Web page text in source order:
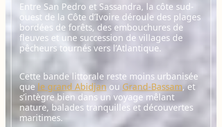
Entre San Pedro et Sassandra, la côte sud-
ouest de la Côte d’Ivoire déroule des plages
bordées de forêts, des embouchures de
fleuves et une succession de villages de
pêcheurs tournés vers l’Atlantique.
Cette bande littorale reste moins urbanisée
que le grand Abidjan ou Grand-Bassam, et
s’intègre bien dans un voyage mêlant
nature, balades tranquilles et découvertes
maritimes.